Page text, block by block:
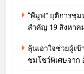
“พีมูฟ” ยุติการชุ
สำคัญ 19 สิงหาค
ลุ้นเอาใจช่วยผู้เ
ชมโชว์พิเศษจาก